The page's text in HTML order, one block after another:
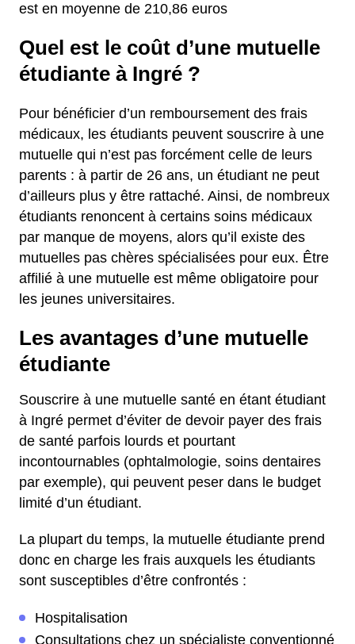
est en moyenne de 210,86 euros
Quel est le coût d’une mutuelle
étudiante à Ingré ?
Pour bénéficier d’un remboursement des frais
médicaux, les étudiants peuvent souscrire à une
mutuelle qui n’est pas forcément celle de leurs
parents : à partir de 26 ans, un étudiant ne peut
d’ailleurs plus y être rattaché. Ainsi, de nombreux
étudiants renoncent à certains soins médicaux
par manque de moyens, alors qu’il existe des
mutuelles pas chères spécialisées pour eux. Être
affilié à une mutuelle est même obligatoire pour
les jeunes universitaires.
Les avantages d’une mutuelle
étudiante
Souscrire à une mutuelle santé en étant étudiant
à Ingré permet d’éviter de devoir payer des frais
de santé parfois lourds et pourtant
incontournables (ophtalmologie, soins dentaires
par exemple), qui peuvent peser dans le budget
limité d’un étudiant.
La plupart du temps, la mutuelle étudiante prend
donc en charge les frais auxquels les étudiants
sont susceptibles d’être confrontés :
Hospitalisation
Consultations chez un spécialiste conventionné